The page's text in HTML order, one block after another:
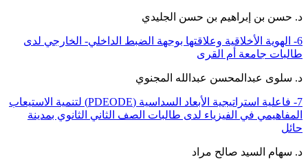
د. حسن بن إبراهيم بن حسن الجليدي
6- الهوية الأخلاقية وعلاقتها بوجهة الضبط الداخلي- الخارجي لدى
طالبات جامعة أم القرى
د. سلوى عبدالمحسن عبدالله المجنوي
7- فاعلية استراتيجية الأبعاد السداسية (PDEODE) لتنمية الاستيعاب
المفاهيمي في الفيزياء لدى طالبات الصف الثاني الثانوي بمدينة
حائل
د. سهام السيد صالح مراد